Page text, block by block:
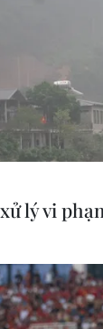
trong điều
lý vi